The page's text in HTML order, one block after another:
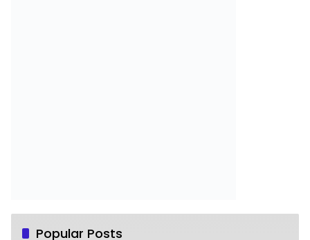
Popular Posts